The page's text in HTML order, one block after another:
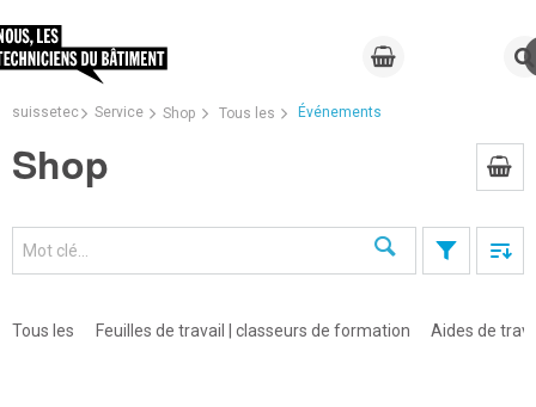
suissetec Service Shop Tous les Événements
Shop
Recherche
Tous les Feuilles de travail | classeurs de formation Aides de